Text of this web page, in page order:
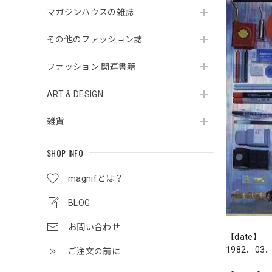
マガジンハウスの雑誌
その他のファッション誌
ファッション 関連書籍
ART & DESIGN
雑貨
SHOP INFO
magnifとは？
BLOG
お問い合わせ
ご注文の前に
【date】
1982．03